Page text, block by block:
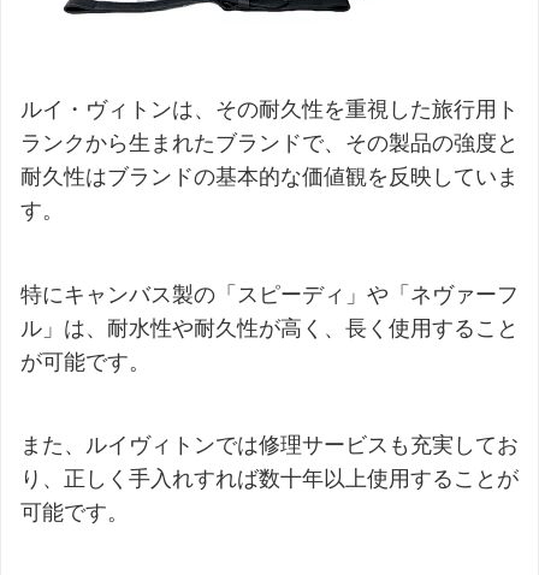
ルイ・ヴィトンは、その耐久性を重視した旅行用ト
ランクから生まれたブランドで、その製品の強度と
耐久性はブランドの基本的な価値観を反映していま
す。
特にキャンバス製の「スピーディ」や「ネヴァーフ
ル」は、耐水性や耐久性が高く、長く使用すること
が可能です。
また、ルイヴィトンでは修理サービスも充実してお
り、正しく手入れすれば数十年以上使用することが
可能です。